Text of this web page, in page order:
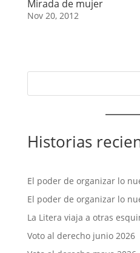
Mirada de mujer
Nov 20, 2012
Historias
El poder de organizar lo
El poder de organizar lo
La Litera viaja a otras
Voto al derecho junio 2026